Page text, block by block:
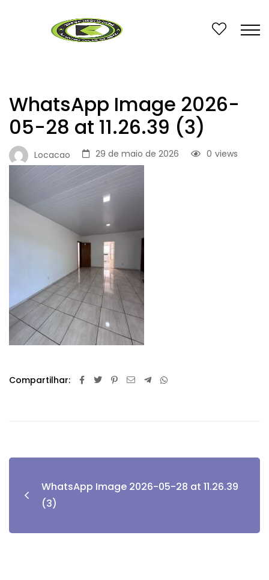
WhatsApp Image 2026-
05-28 at 11.26.39 (3)
Locacao 29 de maio de 2026 views
0
Compartilhar:
WhatsApp Image 2026-05-28 at 11.26.39
(3)